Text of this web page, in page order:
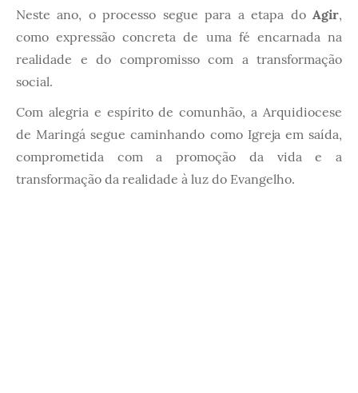
Neste ano, o processo segue para a etapa do Agir,
como expressão concreta de uma fé encarnada na
realidade e do compromisso com a transformação
social.
Com alegria e espírito de comunhão, a Arquidiocese
de Maringá segue caminhando como Igreja em saída,
comprometida com a promoção da vida e a
transformação da realidade à luz do Evangelho.